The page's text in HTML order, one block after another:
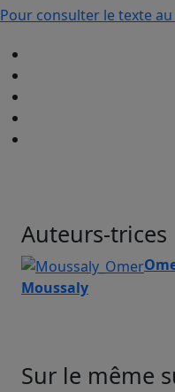
Pour consulter le texte
Auteurs-trices
Moussaly
Sur le même